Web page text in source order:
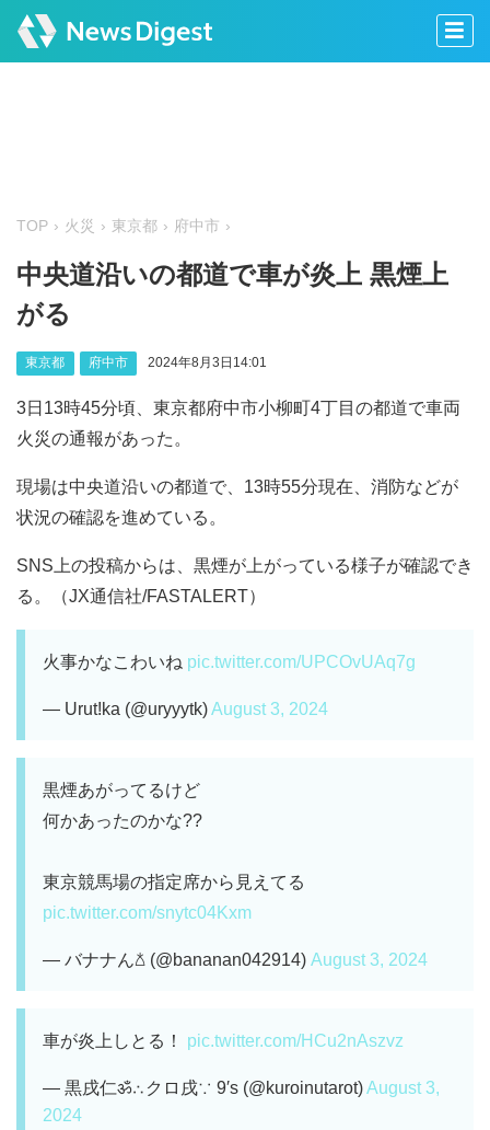
TOP 火災 東京都 府中市
中央道沿いの都道で車が炎上 黒煙上
がる
東京都 府中市 2024年8月3日14:01
3日13時45分頃、東京都府中市小柳町4丁目の都道で車両
火災の通報があった。
現場は中央道沿いの都道で、13時55分現在、消防などが
状況の確認を進めている。
SNS上の投稿からは、黒煙が上がっている様子が確認でき
る。（JX通信社/FASTALERT）
火事かなこわいね pic.twitter.com/UPCOvUAq7g
— Urut!ka (@uryyytk)August 3, 2024
黒煙あがってるけど
何かあったのかな??
東京競馬場の指定席から見えてる
pic.twitter.com/snytc04Kxm
— バナナん𖡿 (@bananan042914) August 3, 2024
車が炎上しとる！ pic.twitter.com/HCu2nAszvz
— 黒戌仁ॐ∴クロ戌∵ 9′s (@kuroinutarot)August 3,
2024